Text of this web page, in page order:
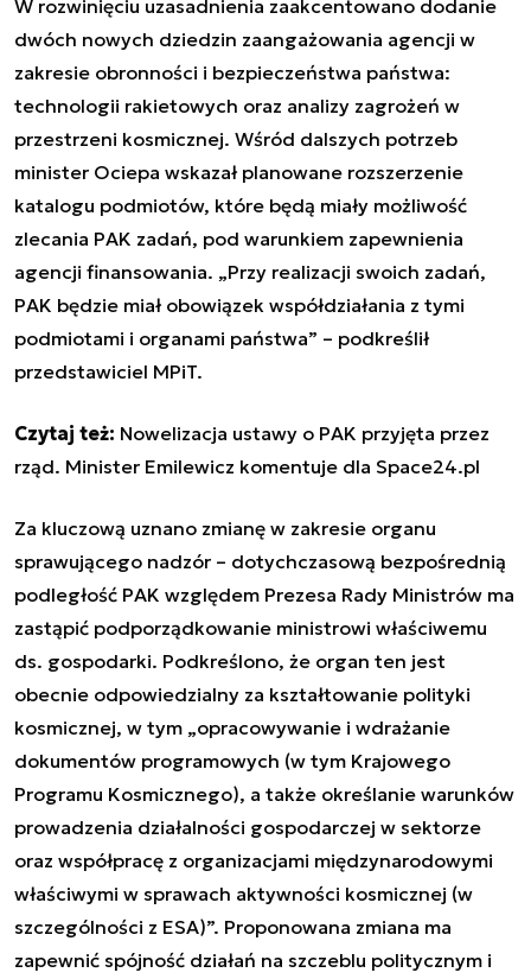
W rozwinięciu uzasadnienia zaakcentowano dodanie
dwóch nowych dziedzin zaangażowania agencji w
zakresie obronności i bezpieczeństwa państwa:
technologii rakietowych oraz analizy zagrożeń w
przestrzeni kosmicznej. Wśród dalszych potrzeb
minister Ociepa wskazał planowane rozszerzenie
katalogu podmiotów, które będą miały możliwość
zlecania PAK zadań, pod warunkiem zapewnienia
agencji finansowania. „Przy realizacji swoich zadań,
PAK będzie miał obowiązek współdziałania z tymi
podmiotami i organami państwa” – podkreślił
przedstawiciel MPiT.
Czytaj też: Nowelizacja ustawy o PAK przyjęta przez
rząd. Minister Emilewicz komentuje dla Space24.pl
Za kluczową uznano zmianę w zakresie organu
sprawującego nadzór – dotychczasową bezpośrednią
podległość PAK względem Prezesa Rady Ministrów ma
zastąpić podporządkowanie ministrowi właściwemu
ds. gospodarki. Podkreślono, że organ ten jest
obecnie odpowiedzialny za kształtowanie polityki
kosmicznej, w tym „opracowywanie i wdrażanie
dokumentów programowych (w tym Krajowego
Programu Kosmicznego), a także określanie warunków
prowadzenia działalności gospodarczej w sektorze
oraz współpracę z organizacjami międzynarodowymi
właściwymi w sprawach aktywności kosmicznej (w
szczególności z ESA)”. Proponowana zmiana ma
zapewnić spójność działań na szczeblu politycznym i